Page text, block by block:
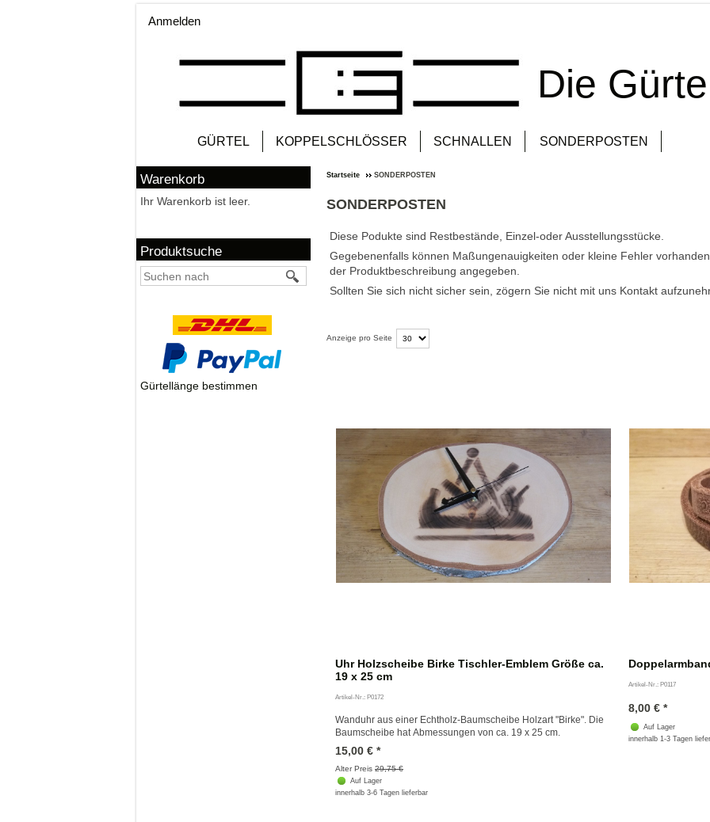
Anmelden
Die
GÜRTEL KOPPELSCHLÖSSER SCHNALLEN SONDERPOSTEN
Warenkorb
Ihr Warenkorb ist leer.
Produktsuche
Gürtellänge bestimmen
Startseite SONDERPOSTEN
SONDERPOSTEN
Diese Podukte sind Restbestände, Einzel-oder Ausstellungsstücke.
Gegebenenfalls können Maßungenauigkeiten oder kleine Fehler
der Produktbeschreibung angegeben.
Sollten Sie sich nicht sicher sein, zögern Sie nicht mit uns Kontakt
Anzeige pro Seite
Uhr Holzscheibe Birke Tischler-Emblem Größe ca.
19 x 25 cm
Artikel-Nr.: P0172
Wanduhr aus einer Echtholz-Baumscheibe Holzart "Birke". Die
Baumscheibe hat Abmessungen von ca. 19 x 25 cm.
15,00 € *
Alter Preis 29,75 €
Auf Lager
innerhalb 3-6 Tagen lieferbar
Artikel-Nr.: P0117
8,00 € *
Auf Lager
innerhalb 1-3 Tagen